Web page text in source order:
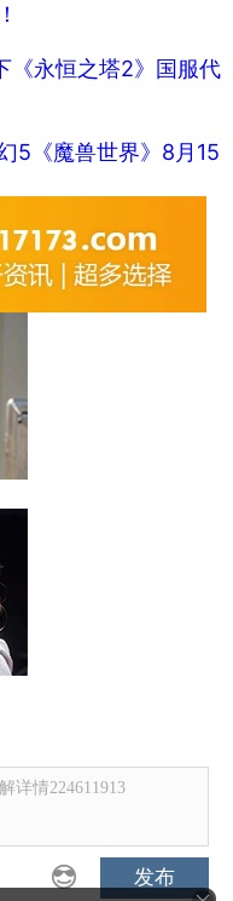
《永恒之塔2》国服代
5《魔兽世界》8月15
详情224611913
发布